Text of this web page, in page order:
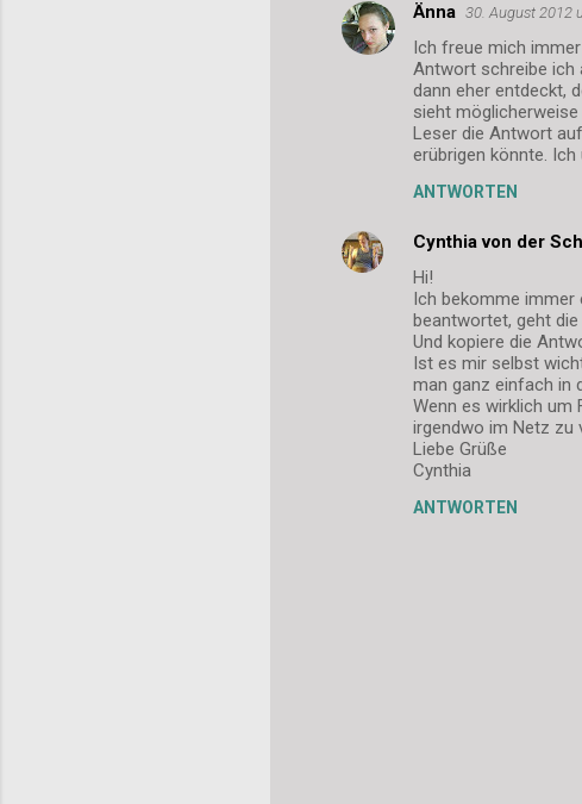
K
a
Änna 30. August 2012
Ich freue mich
Antwort schreibe ich
dann eher entdeckt,
sieht
Leser die Antwort
erübrigen könnte.
ANTWORTEN
Cynthia von der
Hi!
Ich bekomme immer
beantwortet, geht
Und kopiere die
Ist es mir selbst
man ganz einfach in
Wenn es wirklich um
irgendwo im Netz zu
Liebe Grüße
Cynthia
ANTWORTEN